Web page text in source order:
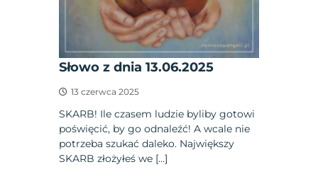
Słowo z dnia 13.06.2025
13 czerwca 2025
SKARB! Ile czasem ludzie byliby gotowi
poświęcić, by go odnaleźć! A wcale nie
potrzeba szukać daleko. Największy
SKARB złożyłeś we […]